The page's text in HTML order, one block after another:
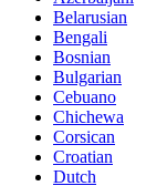
Belarusian
Bengali
Bosnian
Bulgarian
Cebuano
Chichewa
Corsican
Croatian
Dutch